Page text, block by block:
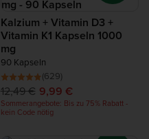
Kalzium + Vitamin D3 +
Vitamin K1 Kapseln 1000
mg
90 Kapseln
(629)
12,49 € 9,99 €
Sommerangebote: Bis zu 75% Rabatt -
kein Code nötig